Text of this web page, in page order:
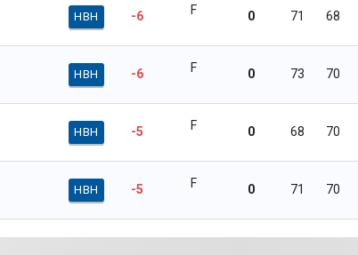
HBH -6 F 0 71 68
HBH -6 F 0 73 70
HBH -5 F 0 68 70
HBH -5 F 0 71 70